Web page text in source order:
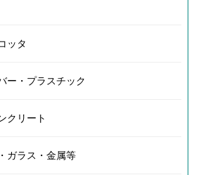
ッタ
ー・プラスチック
クリート
ガラス・金属等